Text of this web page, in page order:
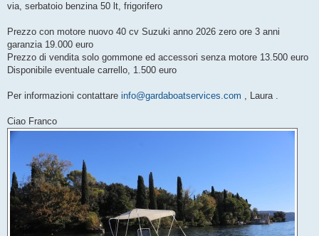
via, serbatoio benzina 50 lt, frigorifero
Prezzo con motore nuovo 40 cv Suzuki anno 2026 zero ore 3 anni
garanzia 19.000 euro
Prezzo di vendita solo gommone ed accessori senza motore 13.500 euro
Disponibile eventuale carrello, 1.500 euro
Per informazioni contattare info@gardaboatservices.com , Laura .
Ciao Franco